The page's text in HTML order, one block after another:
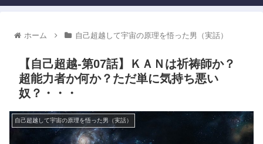
ホーム 自己超越して宇宙の原理を悟った男（実話）
【自己超越-第07話】ＫＡＮは祈祷師か？
超能力者か何か？ただ単に気持ち悪い
奴？・・・
自己超越して宇宙の原理を悟った男（実話）